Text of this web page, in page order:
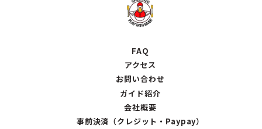
FAQ
アクセス
お問い合わせ
ガイド紹介
会社概要
事前決済（クレジット・Paypay）